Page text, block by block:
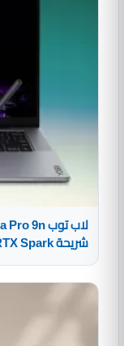
شريحة Nvidia RTX Spark